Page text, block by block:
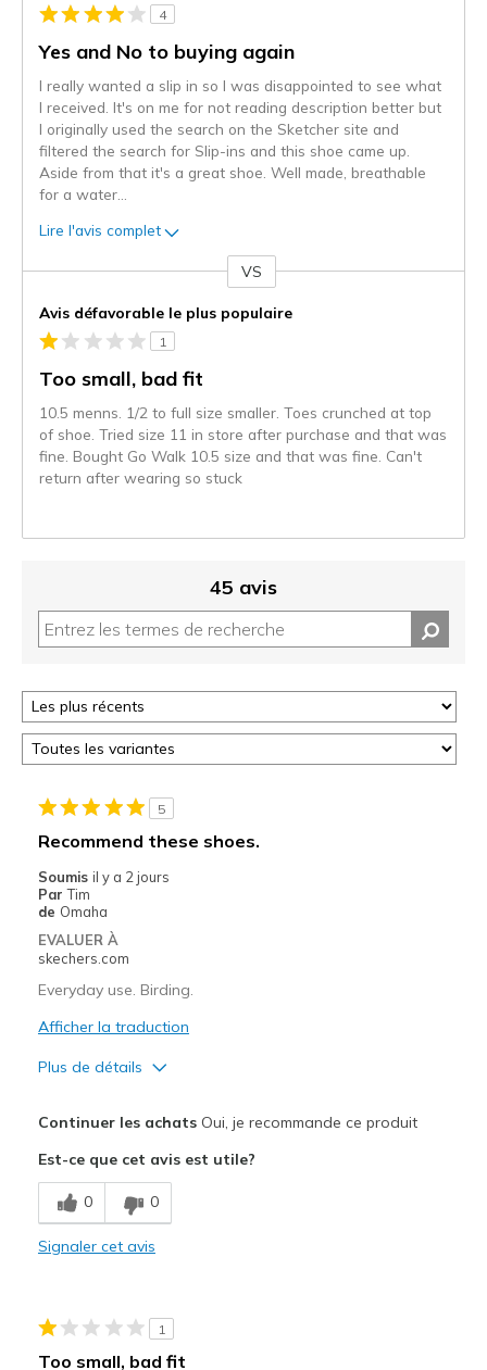
4
Yes and No to buying again
I really wanted a slip in so I was disappointed to see what
I received. It's on me for not reading description better but
I originally used the search on the Sketcher site and
filtered the search for Slip-ins and this shoe came up.
Aside from that it's a great shoe. Well made, breathable
for a water
Lire l'avis complet
projecteur
sur
les
VS
Avis défavorable le plus populaire
1
Too small, bad fit
10.5 menns. 1/2 to full size smaller. Toes crunched at top
of shoe. Tried size 11 in store after purchase and that was
fine. Bought Go Walk 10.5 size and that was fine. Can't
return after wearing so stuck
45 avis
5
Recommend these shoes.
Soumis il y a 2 jours
Par Tim
de Omaha
EVALUER À
skechers.com
Everyday use. Birding.
Afficher la traduction
Plus de détails
Breathe Well
Comfortable
Casual Wear
Continuer les achatsOui, je recommande ce produit
Est-ce que cet avis est utile?
0 0
Signaler cet avis
1
Too small, bad fit